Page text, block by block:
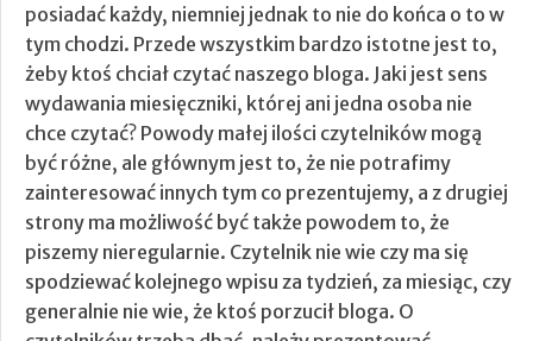
posiadać każdy, niemniej jednak to nie do końca o to w
tym chodzi. Przede wszystkim bardzo istotne jest to,
żeby ktoś chciał czytać naszego bloga. Jaki jest sens
wydawania miesięczniki, której ani jedna osoba nie
chce czytać? Powody małej ilości czytelników mogą
być różne, ale głównym jest to, że nie potrafimy
zainteresować innych tym co prezentujemy, a z drugiej
strony ma możliwość być także powodem to, że
piszemy nieregularnie. Czytelnik nie wie czy ma się
spodziewać kolejnego wpisu za tydzień, za miesiąc, czy
generalnie nie wie, że ktoś porzucił bloga. O